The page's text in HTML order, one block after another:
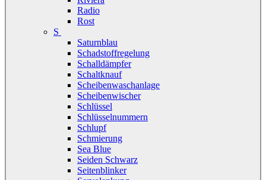
Radio
Rost
S
Saturnblau
Schadstoffregelung
Schalldämpfer
Schaltknauf
Scheibenwaschanlage
Scheibenwischer
Schlüssel
Schlüsselnummern
Schlupf
Schmierung
Sea Blue
Seiden Schwarz
Seitenblinker